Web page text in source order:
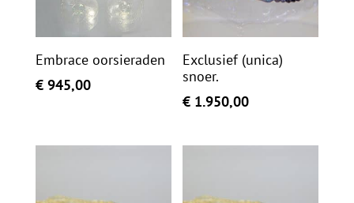
Embrace oorsieraden
€945,00
Exclusief (unica)
snoer.
€ 1.950,00